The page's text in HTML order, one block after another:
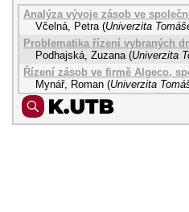
Analýza vývoje zásob ve
Včelná, Petra (Univerzita
Problematika řízení vybraných
Podhajská, Zuzana (Univerzita
Řízení zásob ve firmě Algeco,
Mynář, Roman (Univerzita